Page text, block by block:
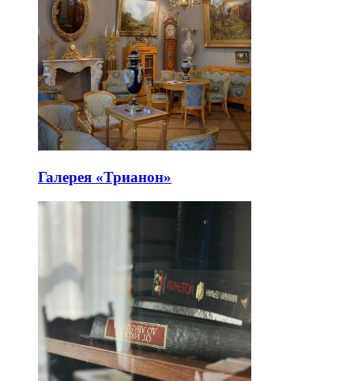
Галерея «Трианон»